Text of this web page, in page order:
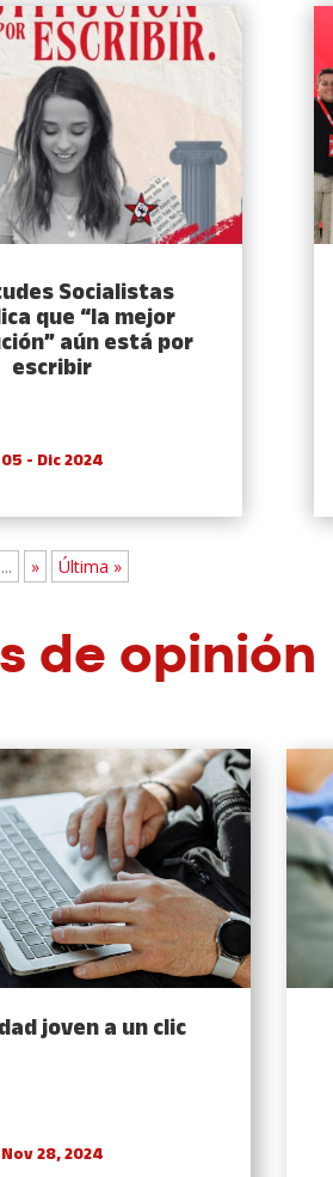
Socialistas
que “la mejor
aún está por
escribir
05 - Dic 2024
... » Última »
de opinión
joven a un clic
Nov 28, 2024